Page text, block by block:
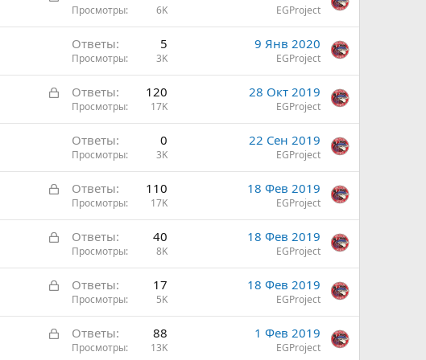
т
к
т
а
Просмотры 6K EGProject
Ответы 5
Просмотры 3K
9 Янв 2020
EGProject
З
к
т
а
Ответы 120
Просмотры 17K
28 Окт 2019
EGProject
Ответы 0
Просмотры 3K
22 Сен 2019
EGProject
З
к
р
т
а
Ответы 110
Просмотры 17K
18 Фев 2019
EGProject
З
к
р
т
а
Ответы 40
Просмотры 8K
18 Фев 2019
EGProject
З
к
р
Ответы 17
Просмотры 5K
18 Фев 2019
EGProject
З
Ответы 88
Просмотры 13K
1 Фев 2019
EGProject